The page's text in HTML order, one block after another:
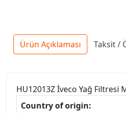
Ürün Açıklaması Taksit /
HU12013Z İveco Yağ Filtresi
Country of origin: